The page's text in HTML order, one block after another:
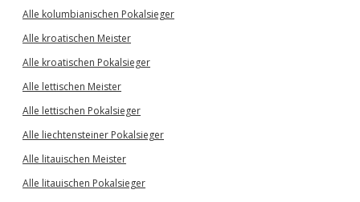
Alle kolumbianischen Pokalsieger
Alle kroatischen Meister
Alle kroatischen Pokalsieger
Alle lettischen Meister
Alle lettischen Pokalsieger
Alle liechtensteiner Pokalsieger
Alle litauischen Meister
Alle litauischen Pokalsieger